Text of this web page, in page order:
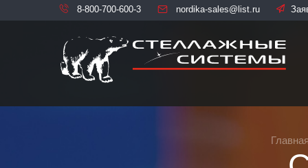
8-800-700-600-3 nordika-sales@list.ru